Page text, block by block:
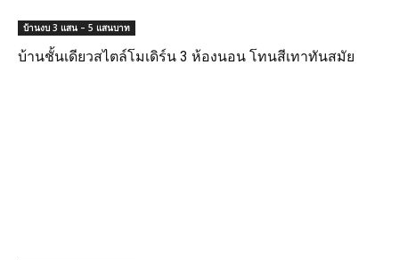
บ้านงบ 3 แสน – 5 แสนบาท
บ้านชั้นเดียวสไตล์โมเดิร์น 3 ห้องนอน โทนสีเทาทันสมัย